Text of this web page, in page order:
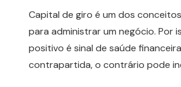
Capital de giro é um dos
para administrar um negócio. Por
positivo é sinal de saúde
contrapartida, o contrário pode